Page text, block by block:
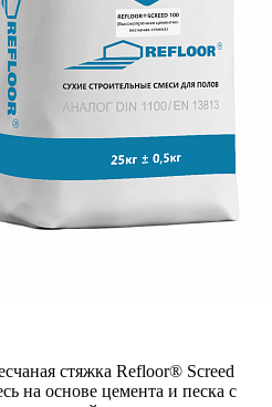
стяжка Refloor® Screed
на основе цемента и песка с